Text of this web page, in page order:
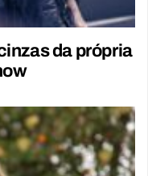
da própria